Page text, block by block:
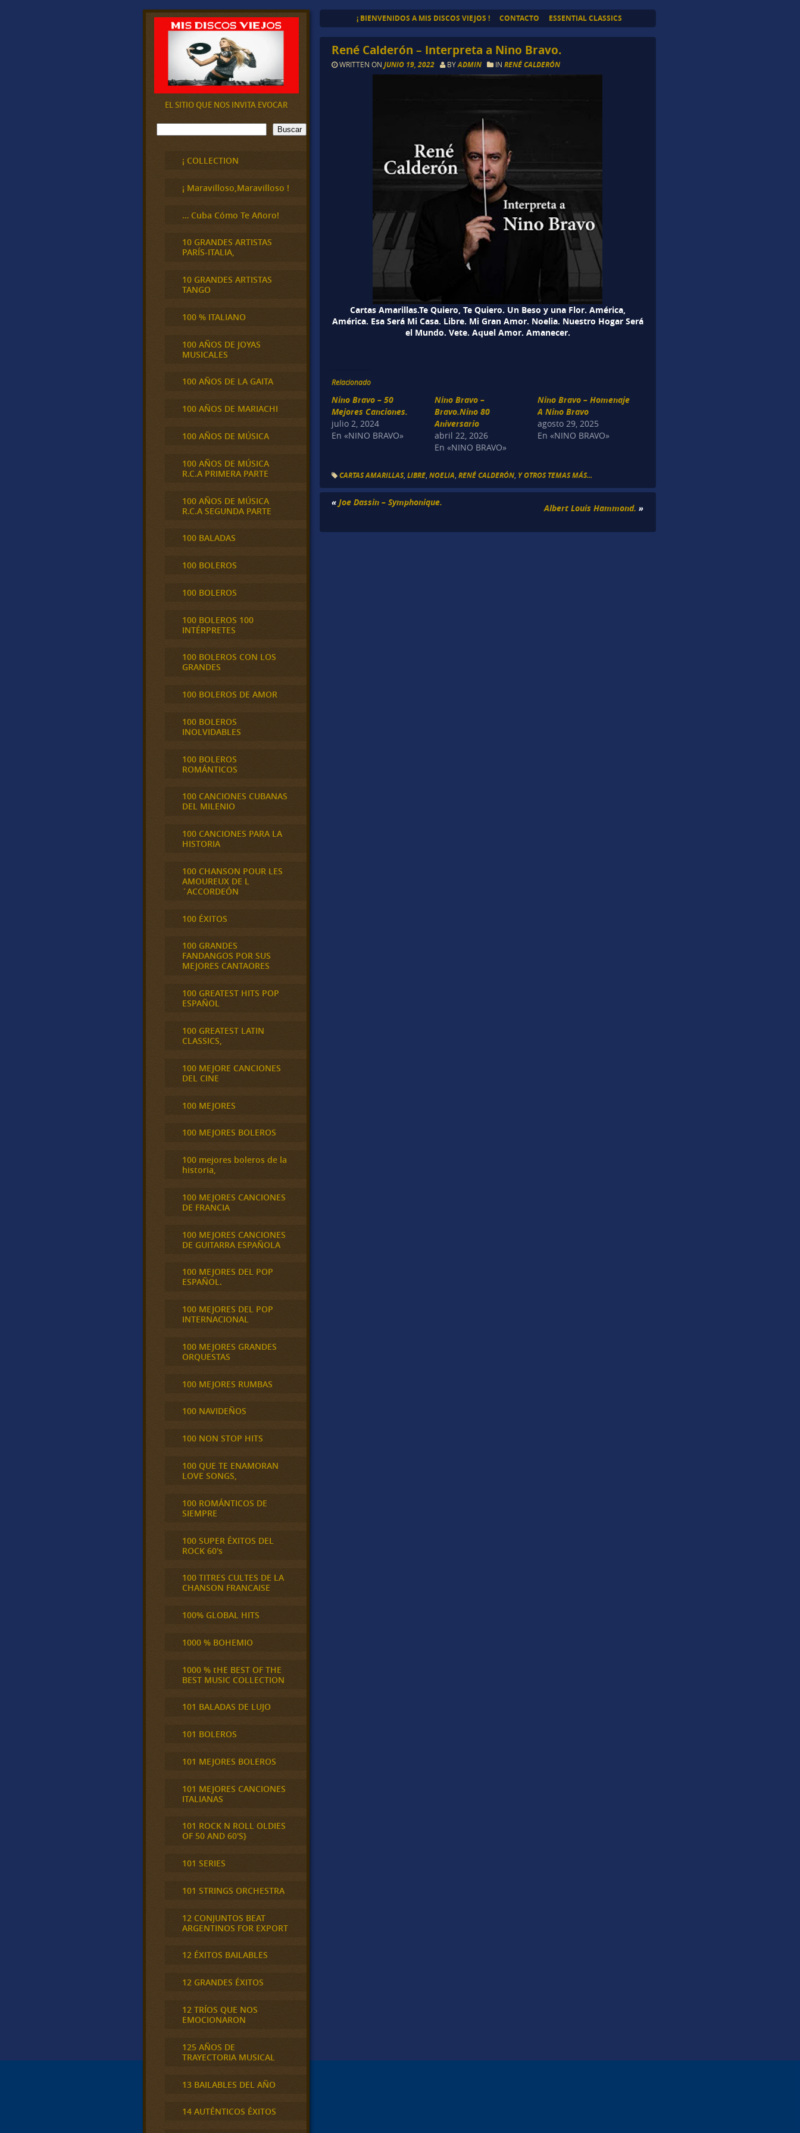
¡ BIENVENIDOS A MIS DISCOS VIEJOS ! CONTACTO ESSENTIAL CLASSICS
René Calderón – Interpreta a Nino Bravo.
WRITTEN ONJUNIO 19, 2022 BYADMIN INRENÉ CALDERÓN
Cartas Amarillas.Te Quiero, Te Quiero. Un Beso y una Flor. América,
América. Esa Será Mi Casa. Libre. Mi Gran Amor. Noelia. Nuestro Hogar Será
el Mundo. Vete. Aquel Amor. Amanecer.
Relacionado
Nino Bravo – 50
Mejores Canciones.
julio 2, 2024
En «NINO BRAVO»
Nino Bravo –
Bravo.Nino 80
Aniversario
abril 22, 2026
En «NINO BRAVO»
Nino Bravo – Homenaje
A Nino Bravo
agosto 29, 2025
En «NINO BRAVO»
CARTAS AMARILLAS,LIBRE ,NOELIA ,RENÉ CALDERÓN Y OTROS TEMAS MÁS...
«Joe Dassin – Symphonique.
Albert Louis Hammond. »
EL SITIO QUE NOS INVITA EVOCAR
B
u
Buscar
¡ COLLECTION
¡ Maravilloso,Maravilloso !
… Cuba Cómo Te Añoro!
10 GRANDES ARTISTAS
PARÍS-ITALIA,
10 GRANDES ARTISTAS
TANGO
100 % ITALIANO
100 AÑOS DE JOYAS
MUSICALES
100 AÑOS DE LA GAITA
100 AÑOS DE MARIACHI
100 AÑOS DE MÚSICA
100 AÑOS DE MÚSICA
R.C.A PRIMERA PARTE
100 AÑOS DE MÚSICA
R.C.A SEGUNDA PARTE
100 BALADAS
100 BOLEROS
100 BOLEROS
100 BOLEROS 100
INTÉRPRETES
100 BOLEROS CON LOS
GRANDES
100 BOLEROS DE AMOR
100 BOLEROS
INOLVIDABLES
100 BOLEROS
ROMÁNTICOS
100 CANCIONES CUBANAS
DEL MILENIO
100 CANCIONES PARA LA
HISTORIA
100 CHANSON POUR LES
AMOUREUX DE L
´ACCORDEÓN
100 ÉXITOS
100 GRANDES
FANDANGOS POR SUS
MEJORES CANTAORES
100 GREATEST HITS POP
ESPAÑOL
100 GREATEST LATIN
CLASSICS,
100 MEJORE CANCIONES
DEL CINE
100 MEJORES
100 MEJORES BOLEROS
100 mejores boleros de la
historia,
100 MEJORES CANCIONES
DE FRANCIA
100 MEJORES CANCIONES
DE GUITARRA ESPAÑOLA
100 MEJORES DEL POP
ESPAÑOL.
100 MEJORES DEL POP
INTERNACIONAL
100 MEJORES GRANDES
ORQUESTAS
100 MEJORES RUMBAS
100 NAVIDEÑOS
100 NON STOP HITS
100 QUE TE ENAMORAN
LOVE SONGS,
100 ROMÁNTICOS DE
SIEMPRE
100 SUPER ÉXITOS DEL
ROCK 60's
100 TITRES CULTES DE LA
CHANSON FRANCAISE
100% GLOBAL HITS
1000 % BOHEMIO
1000 % tHE BEST OF THE
BEST MUSIC COLLECTION
101 BALADAS DE LUJO
101 BOLEROS
101 MEJORES BOLEROS
101 MEJORES CANCIONES
ITALIANAS
101 ROCK N ROLL OLDIES
OF 50 AND 60'S}
101 SERIES
101 STRINGS ORCHESTRA
12 CONJUNTOS BEAT
ARGENTINOS FOR EXPORT
12 ÉXITOS BAILABLES
12 GRANDES ÉXITOS
12 TRÍOS QUE NOS
EMOCIONARON
125 AÑOS DE
TRAYECTORIA MUSICAL
13 BAILABLES DEL AÑO
14 AUTÉNTICOS ÉXITOS